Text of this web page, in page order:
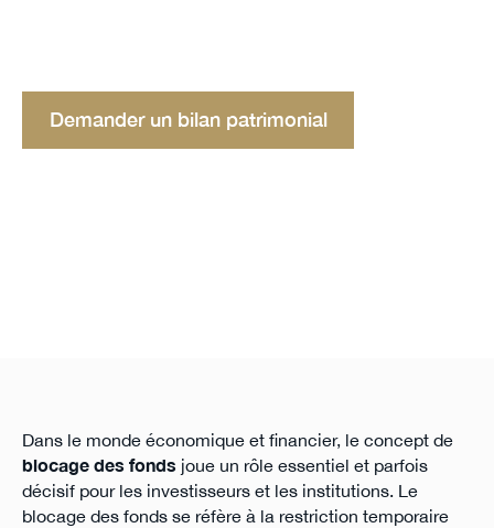
Demander un bilan patrimonial
Dans le monde économique et financier, le concept de
blocage des fonds joue un rôle essentiel et parfois
décisif pour les investisseurs et les institutions. Le
blocage des fonds se réfère à la restriction temporaire